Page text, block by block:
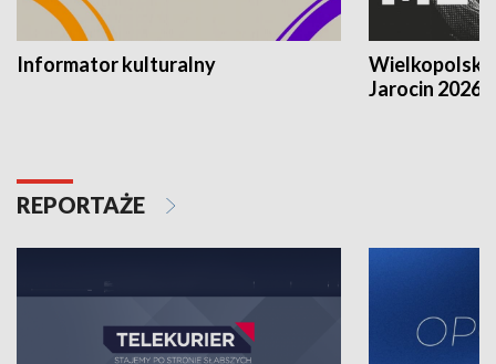
Informator kulturalny
Jarocin 2026
REPORTAŻE